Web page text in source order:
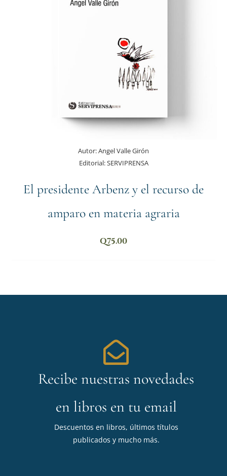
Autor:Angel Valle Girón
Editorial:SERVIPRENSA
El presidente Arbenz y el recurso de
amparo en materia agraria
Q75.00
Recibe nuestras novedades
en libros en tu email
Descuentos en libros, últimos títulos
publicados y mucho más.